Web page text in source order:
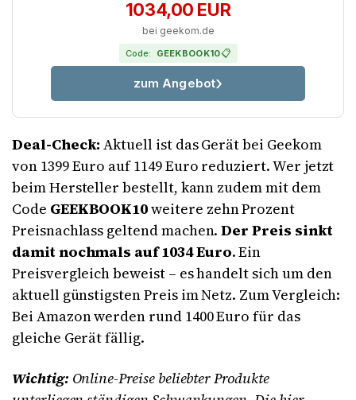
1034,00 EUR
bei geekom.de
Code: GEEKBOOK10📋
zum Angebot
Deal-Check: Aktuell ist das Gerät bei Geekom
von 1399 Euro auf 1149 Euro reduziert. Wer jetzt
beim Hersteller bestellt, kann zudem mit dem
Code GEEKBOOK10weitere zehn Prozent
Preisnachlass geltend machen.Der Preis sinkt
damit nochmals auf 1034 Euro. Ein
Preisvergleich beweist – es handelt sich um den
aktuell günstigsten Preis im Netz. Zum Vergleich:
Bei Amazon werden rund 1400 Euro für das
gleiche Gerät fällig.
Wichtig: Online-Preise beliebter Produkte